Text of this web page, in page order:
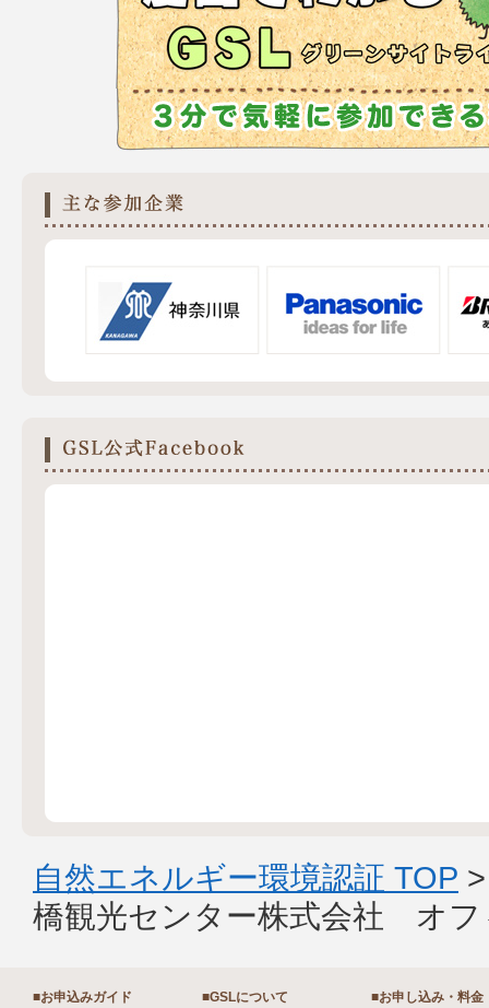
自然エネルギー環境認証 TOP
橋観光センター株式会社 オフ
■お申込みガイド ■GSLについて ■お申し込み・料金